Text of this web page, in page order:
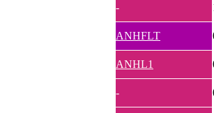
-
ANHFLT
ANHL1
-